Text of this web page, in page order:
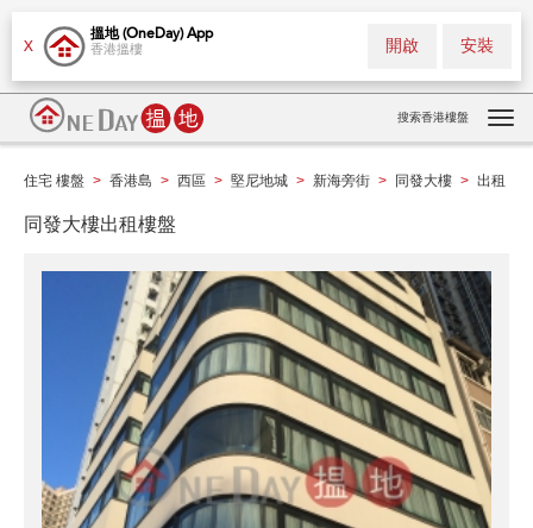
X
搵地 (OneDay) App
香港搵樓 安裝
開啟
搜索香港樓盤
住宅 樓盤 > 香港島 > 西區 > 堅尼地城 > 新海旁街 > 同發大樓 > 出租
同發大樓出租樓盤